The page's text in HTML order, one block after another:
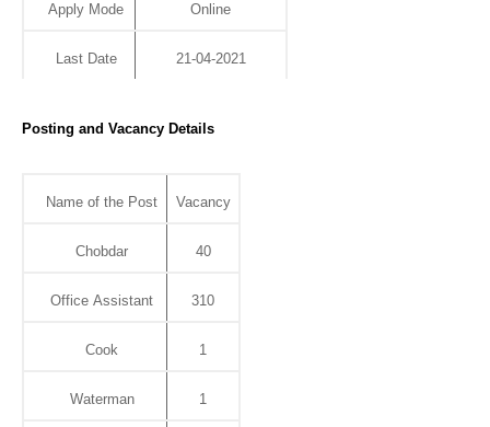
Apply Mode Online
Last Date 21-04-2021
Posting and Vacancy Details
Name of the Post Vacancy
Chobdar 40
Office Assistant 310
Cook 1
Waterman 1